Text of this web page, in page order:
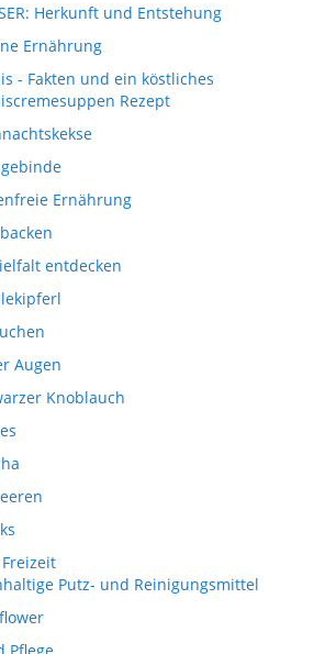
Herkunft und Entstehung
Ernährung
- Fakten und ein köstliches
Rezept
Ernährung
entdecken
Augen
Knoblauch
Putz- und Reinigungsmittel
Pflege